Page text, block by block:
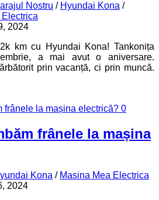
Nostru / Hyundai Kona /
2024
km cu Hyundai Kona! Tankonița
a mai avut o aniversare.
prin vacanță, ci prin muncă.
0
frânele la mașina
Kona / Masina Mea Electrica
2024